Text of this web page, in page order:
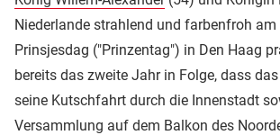
Niederlande strahlend und farbenfroh
Prinsjesdag ("Prinzentag") in Den Haag
bereits das zweite Jahr in Folge, dass
seine Kutschfahrt durch die Innenstadt
Versammlung auf dem Balkon des